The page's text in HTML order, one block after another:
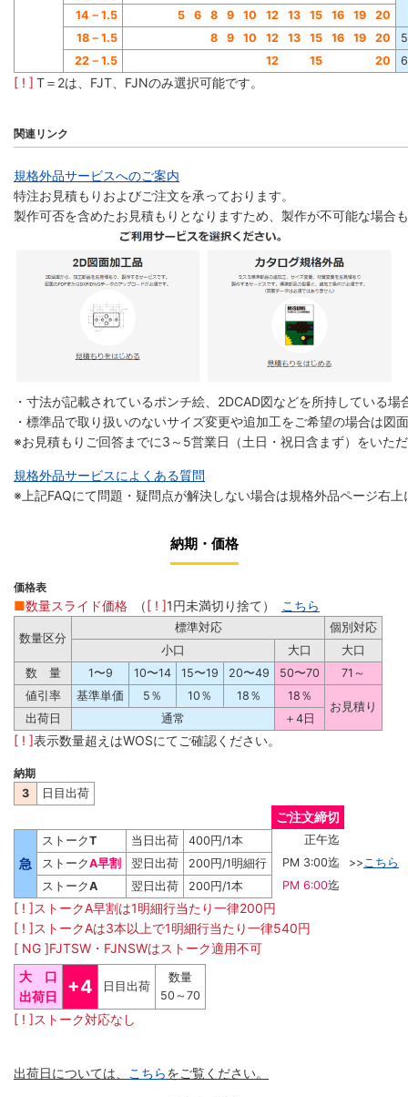
14 － 1.5 5 6 8 9 10 12 13 15 16 19 20
18 － 1.5 8 9 10 12 13 15 16 19 20
5
22 － 1.5 12 15 20 6
[ ! ] T＝2は、FJT、FJNのみ選択可能です。
関連リンク
規格外品サービスへのご案内
特注お見積もりおよびご注文を承っております。
製作可否を含めたお見積もりとなりますため、製作が不可能な場合
・寸法が記載されているポンチ絵、2DCAD図などを所持している場
・標準品で取り扱いのないサイズ変更や追加工をご希望の場合は図
※お見積もりご回答までに3～5営業日（土日・祝日含まず）をいた
規格外品サービスによくある質問
※上記FAQにて問題・疑問点が解決しない場合は規格外品ページ右上
納期・価格
価格表
■数量スライド価格 （[ ! ]1円未満切り捨て） こちら
数量区分
標準対応
個別対応
小口
大口
大口
数 量
1〜9 10〜14 15〜19 20〜49 50〜70
71～
値引率
基準単価 5％ 10％ 18％
18％
お見積り
出荷日
通常 ＋4日
[ ! ]表示数量超えはWOSにてご確認ください。
納期
3
日目出荷
ご注文締切
急
ストークT 当日出荷 400円/1本
正午迄
>> こちら
ストークA早割 翌日出荷 200円/1明細行
PM 3:00迄
ストークA 翌日出荷 200円/1本 PM 6:00迄
[ ! ]ストークA早割は1明細行当たり一律200円
[ ! ]ストークAは3本以上で1明細行当たり一律540円
[ NG ]FJTSW・FJNSWはストーク適用不可
大 口
出荷日
+4 日目出荷
数量
50～70
[ ! ]ストーク対応なし
出荷日については、 こちらをご覧ください。